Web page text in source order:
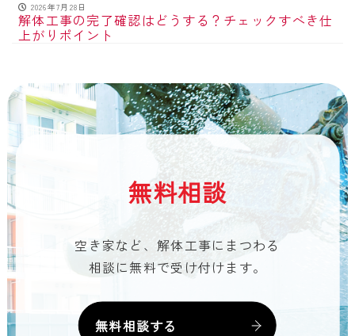
2026年7月28日
解体工事の完了確認はどうする？チェックすべき仕
上がりポイント
無料相談
空き家など、解体工事にまつわる
相談に無料で受け付けます。
無料相談する